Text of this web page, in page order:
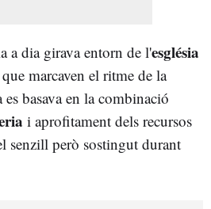
a dia girava entorn de l'església
que marcaven el ritme de la
basava en la combinació
i aprofitament dels recursos
senzill però sostingut durant